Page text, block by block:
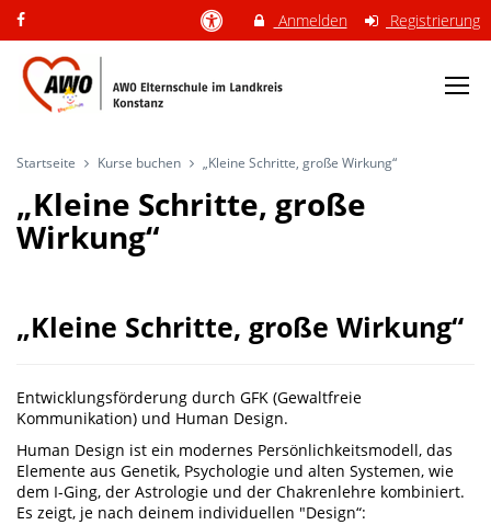
Anmelden Registrierung
Startseite Kurse buchen „Kleine Schritte, große Wirkung“
„Kleine Schritte, große
Wirkung“
„Kleine Schritte, große Wirkung“
Entwicklungsförderung durch GFK (Gewaltfreie
Kommunikation) und Human Design.
Human Design ist ein modernes Persönlichkeitsmodell, das
Elemente aus Genetik, Psychologie und alten Systemen, wie
dem I-Ging, der Astrologie und der Chakrenlehre kombiniert.
Es zeigt, je nach deinem individuellen "Design“: